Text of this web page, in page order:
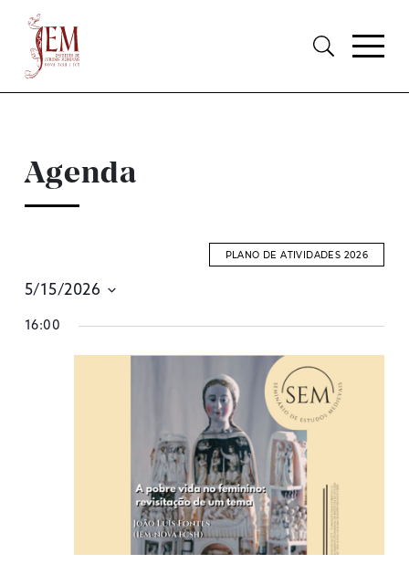
Agenda
PLANO DE ATIVIDADES 2026
5/15/2026
data
16:00